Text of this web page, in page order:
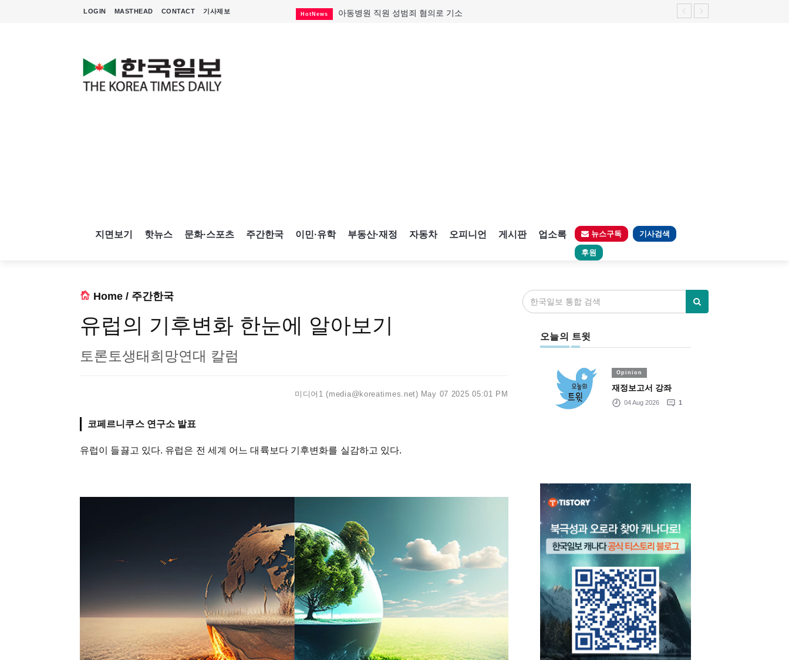
LOGIN MASTHEAD CONTACT 기사제보 HotNews 아동병원 직원 성범죄 혐의로 기소
지면보기 핫뉴스 문화·스포츠 주간한국 이민·유학 부동산·재정 자동차 오피니언 게시판 업소록 뉴스구독 기사검색
후원
Home / 주간한국
유럽의 기후변화 한눈에 알아보기
토론토생태희망연대 칼럼
미디어1 (media@koreatimes.net) May 07 2025 05:01 PM
코페르니쿠스 연구소 발표
유럽이 들끓고 있다. 유럽은 전 세계 어느 대륙보다 기후변화를 실감하고 있다.
오늘의 트윗
Opinion
재정보고서 강좌
04 Aug 2026 1